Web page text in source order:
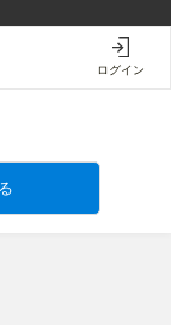
ログイン